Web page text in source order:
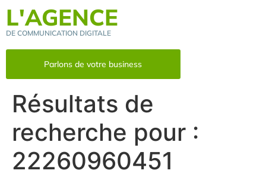
L'AGENCE
DE COMMUNICATION DIGITALE
Parlons de votre business
Résultats de
recherche pour :
22260960451